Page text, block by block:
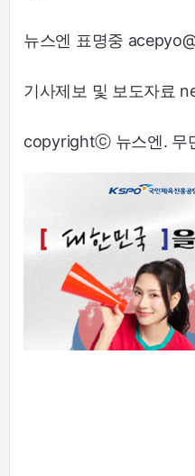
뉴스엔 표명중
기사제보 및 보도자료
copyrightⓒ 뉴스엔. 무